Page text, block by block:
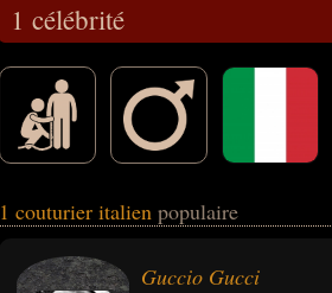
1 célébrité
1 couturier italien populaire
Guccio Gucci